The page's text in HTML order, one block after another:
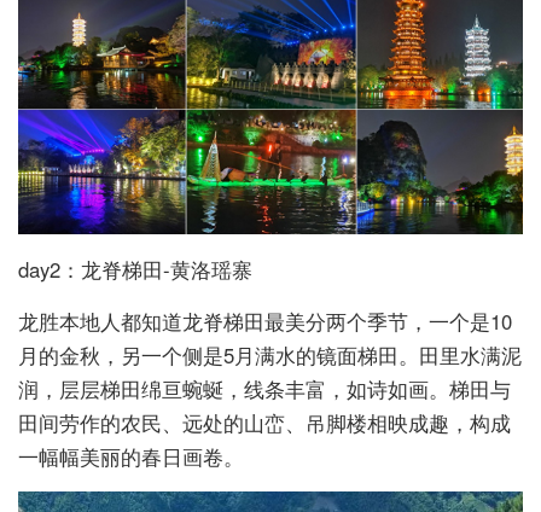
day2：龙脊梯田-黄洛瑶寨
龙胜本地人都知道龙脊梯田最美分两个季节，一个是10
月的金秋，另一个侧是5月满水的镜面梯田。田里水满泥
润，层层梯田绵亘蜿蜒，线条丰富，如诗如画。梯田与
田间劳作的农民、远处的山峦、吊脚楼相映成趣，构成
一幅幅美丽的春日画卷。